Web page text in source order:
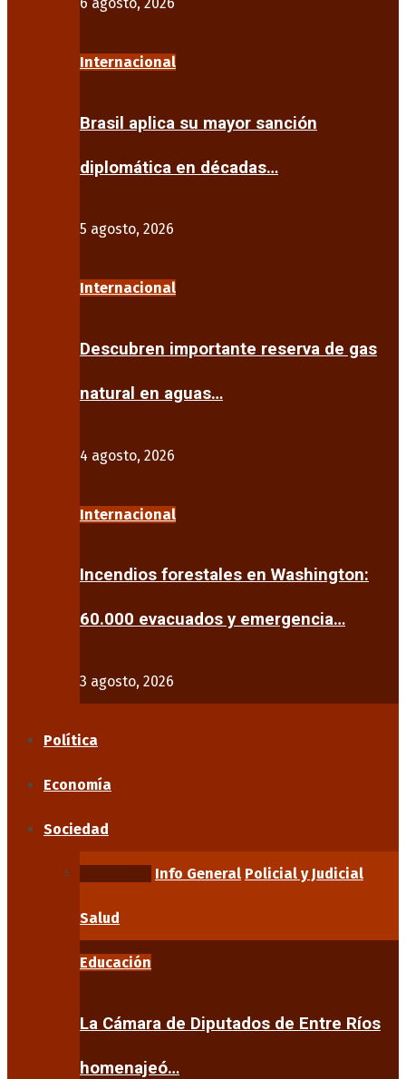
Internacional
Brasil aplica su mayor sanción
diplomática en décadas…
5 agosto, 2026
Internacional
Descubren importante reserva de gas
natural en aguas…
4 agosto, 2026
Internacional
Incendios forestales en Washington:
60.000 evacuados y emergencia…
3 agosto, 2026
Política
Economía
Sociedad
Info General Policial y Judicial
Salud
Educación
La Cámara de Diputados de Entre Ríos
homenajeó…